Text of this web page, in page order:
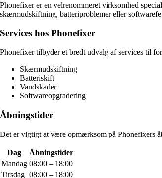
Phonefixer er en velrenommeret virksomhed
skærmudskiftning, batteriproblemer eller
Services hos Phonefixer
Phonefixer tilbyder et bredt udvalg af services til
Skærmudskiftning
Batteriskift
Vandskader
Softwareopgradering
Åbningstider
Det er vigtigt at være opmærksom på Phonefixers
Dag
Åbningstider
Mandag 08:00 – 18:00
Tirsdag 08:00 – 18:00